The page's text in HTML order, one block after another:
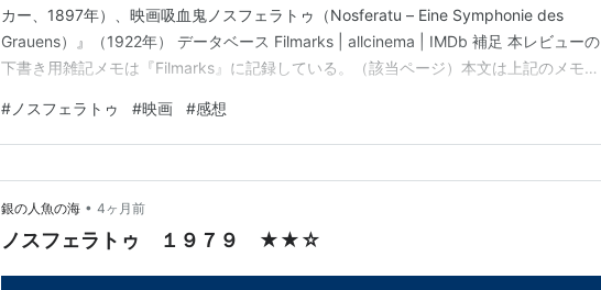
カー、1897年）、映画吸血鬼ノスフェラトゥ（Nosferatu – Eine Symphonie des
Grauens）』（1922年） データベース Filmarks | allcinema | IMDb 補足 本レビューの
下書き用雑記メモは『Filmarks』に記録している。（該当ページ）本文は上記のメモを
ままのものをこ…
#ノスフェラトゥ #映画 #感想
銀の人魚の海 • 4ヶ月前
ノスフェラトゥ １９７９ ★★☆